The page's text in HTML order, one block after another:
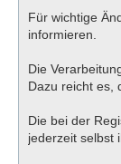
Für wichtige
informieren.
Die
Dazu reicht es,
Die bei der
jederzeit selbst